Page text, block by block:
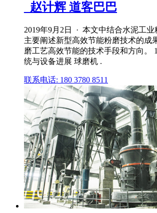
_赵计辉 道客巴巴
2019年9月2日 · 本文中结合水泥工
主要阐述新型高效节能粉磨技术的成
磨工艺高效节能的技术手段和方向。
统与设备进展 球磨机 .
联系电话: 180 3780 8511